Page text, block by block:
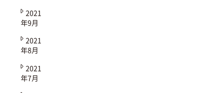
2021
年9月
2021
年8月
2021
年7月